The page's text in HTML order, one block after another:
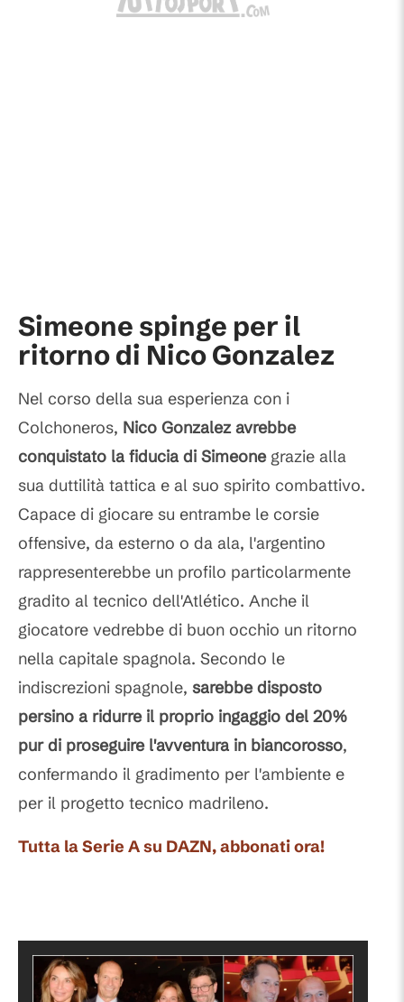
Simeone spinge per il
ritorno di Nico Gonzalez
Nel corso della sua esperienza con i
Colchoneros, Nico Gonzalez avrebbe
conquistato la fiducia di Simeonegrazie alla
sua duttilità tattica e al suo spirito combattivo.
Capace di giocare su entrambe le corsie
offensive, da esterno o da ala, l'argentino
rappresenterebbe un profilo particolarmente
gradito al tecnico dell'Atlético. Anche il
giocatore vedrebbe di buon occhio un ritorno
nella capitale spagnola. Secondo le
indiscrezioni spagnole, sarebbe disposto
persino a ridurre il proprio ingaggio del 20%
pur di proseguire l'avventura in biancorosso,
confermando il gradimento per l'ambiente e
per il progetto tecnico madrileno.
Tutta la Serie A su DAZN, abbonati ora!